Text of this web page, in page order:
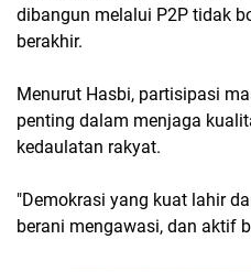
dibangun melalui P2P tidak
berakhir.
Menurut Hasbi, partisipasi
penting dalam menjaga
kedaulatan rakyat.
"Demokrasi yang kuat lahir
berani mengawasi, dan aktif